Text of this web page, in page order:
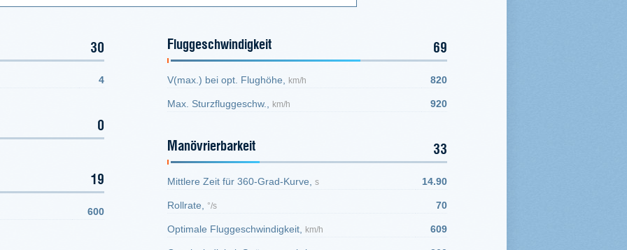
30
4
0
19
600
Fluggeschwindigkeit 69
V(max.) bei opt. Flughöhe, km/h 820
Max. Sturzfluggeschw., km/h 920
Manövrierbarkeit 33
Mittlere Zeit für 360-Grad-Kurve, s 14.90
Rollrate, °/s 70
Optimale Fluggeschwindigkeit, km/h 609